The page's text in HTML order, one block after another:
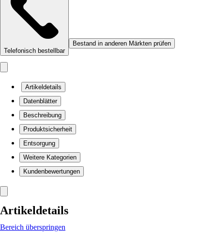
Telefonisch bestellbar
Bestand in anderen Märkten prüfen
Artikeldetails
Datenblätter
Beschreibung
Produktsicherheit
Entsorgung
Weitere Kategorien
Kundenbewertungen
Artikeldetails
Bereich überspringen